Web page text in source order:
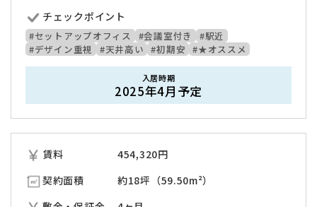
チェックポイント
#セットアップオフィス #会議室付き
#駅近
#デザイン重視
#天井高い #初期安 #★オススメ
入居時期
2025年4月予定
賃料 454,320円
契約面積
約18坪（59.50m²）